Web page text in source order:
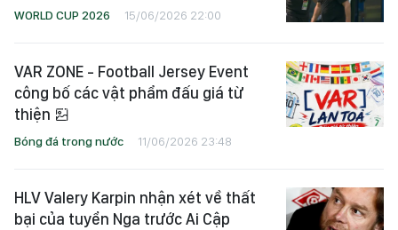
WORLD CUP 2026 15/06/2026 22:00
VAR ZONE - Football Jersey Event
công bố các vật phẩm đấu giá từ
thiện
Bóng đá trong nước 11/06/2026 23:48
HLV Valery Karpin nhận xét về thất
bại của tuyển Nga trước Ai Cập